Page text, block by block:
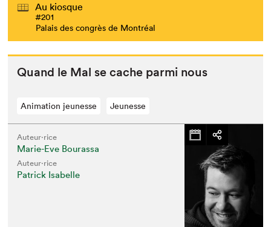
Au kiosque
#201
Palais des congrès de Montréal
Quand le Mal se cache par­mi nous
Animation jeunesse Jeunesse
Auteur·rice
Marie-Eve Bourassa
Auteur·rice
Patrick Isabelle